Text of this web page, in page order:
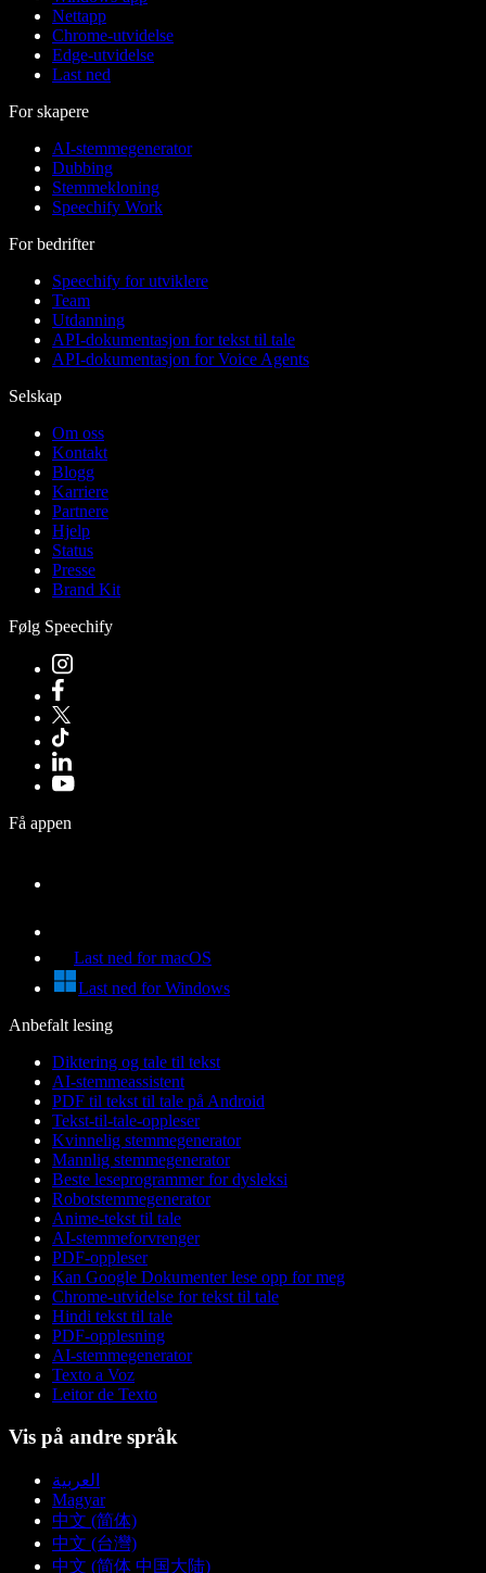
Nettapp
Chrome-utvidelse
Edge-utvidelse
Last ned
For skapere
AI-stemmegenerator
Dubbing
Stemmekloning
Speechify Work
For bedrifter
Speechify for utviklere
Team
Utdanning
API-dokumentasjon for tekst til tale
API-dokumentasjon for Voice Agents
Selskap
Om oss
Kontakt
Blogg
Karriere
Partnere
Hjelp
Status
Presse
Brand Kit
Følg Speechify
Få appen
Last ned for macOS
Last ned for Windows
Anbefalt lesing
Diktering og tale til tekst
AI-stemmeassistent
PDF til tekst til tale på Android
Tekst-til-tale-oppleser
Kvinnelig stemmegenerator
Mannlig stemmegenerator
Beste leseprogrammer for dysleksi
Robotstemmegenerator
Anime-tekst til tale
AI-stemmeforvrenger
PDF-oppleser
Kan Google Dokumenter lese opp for meg
Chrome-utvidelse for tekst til tale
Hindi tekst til tale
PDF-opplesning
AI-stemmegenerator
Texto a Voz
Leitor de Texto
Vis på andre språk
العربية
Magyar
中文 (简体)
中文 (台灣)
中文 (简体 中国大陆)